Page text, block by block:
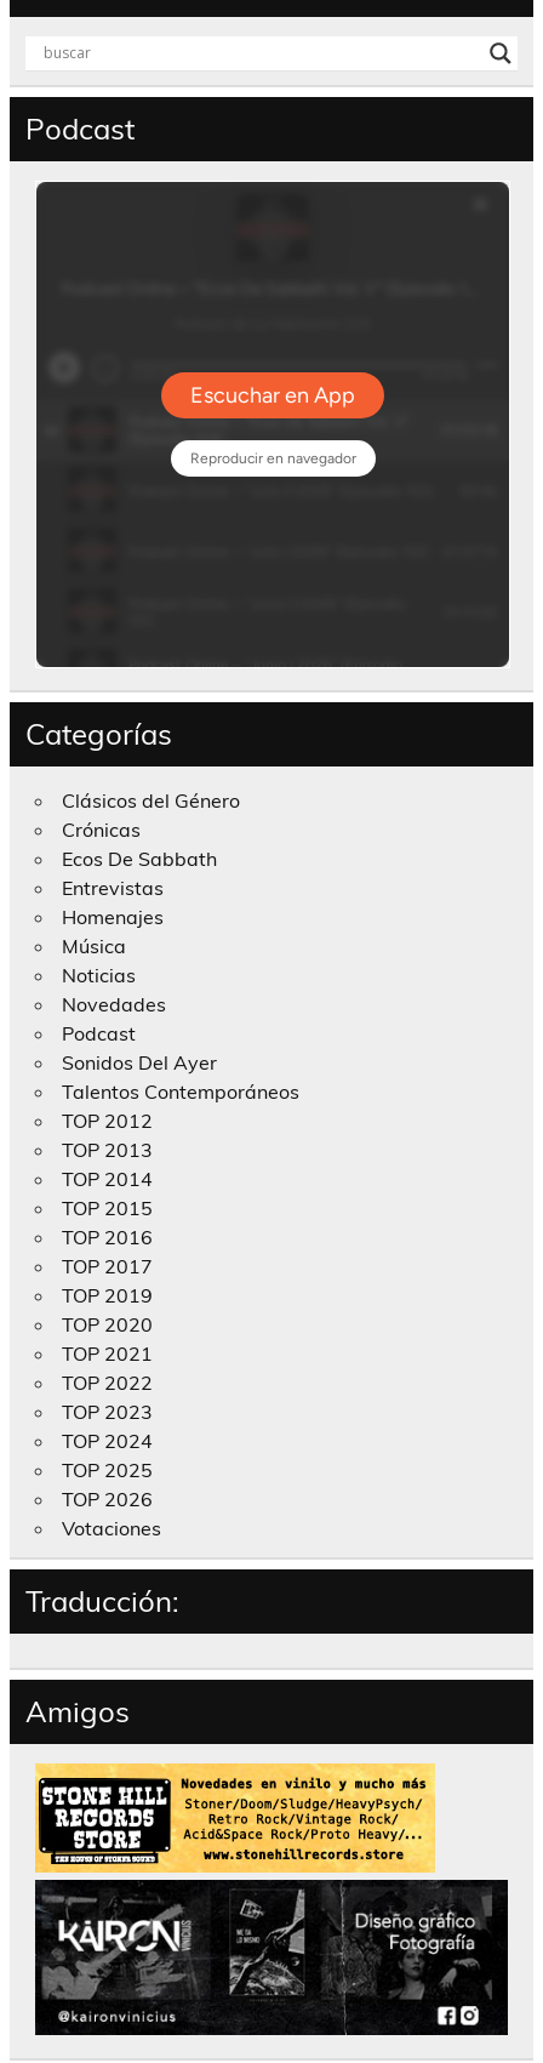
Podcast
Categorías
Clásicos del Género
Crónicas
Ecos De Sabbath
Entrevistas
Homenajes
Música
Noticias
Novedades
Podcast
Sonidos Del Ayer
Talentos Contemporáneos
TOP 2012
TOP 2013
TOP 2014
TOP 2015
TOP 2016
TOP 2017
TOP 2019
TOP 2020
TOP 2021
TOP 2022
TOP 2023
TOP 2024
TOP 2025
TOP 2026
Votaciones
Traducción:
Amigos